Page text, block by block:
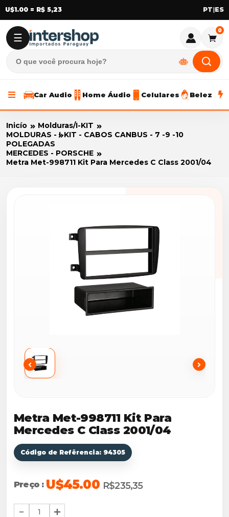
U$1.00 = R$ 5,23 |
☰
0
Car Audio Home Áudio Celulares Beleza
Inicío
Molduras/I-KIT
MOLDURAS - I-KIT - CABOS CANBUS - 7 -9 -10
POLEGADAS
MERCEDES - PORSCHE
Metra Met-998711 Kit Para Mercedes C Class 2001/04
Metra Met-998711 Kit Para
Mercedes C Class 2001/04
Código de Refêrencia: 94305
Preço : U$45.00 R$235,35
1